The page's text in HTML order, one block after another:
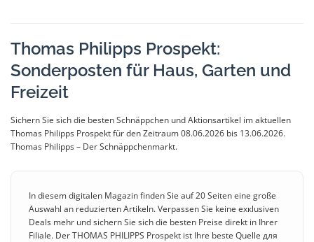
Thomas Philipps Prospekt:
Sonderposten für Haus, Garten und
Freizeit
Sichern Sie sich die besten Schnäppchen und Aktionsartikel im aktuellen
Thomas Philipps Prospekt für den Zeitraum 08.06.2026 bis 13.06.2026.
Thomas Philipps – Der Schnäppchenmarkt.
In diesem digitalen Magazin finden Sie auf 20 Seiten eine große
Auswahl an reduzierten Artikeln. Verpassen Sie keine exкlusiven
Deals mehr und sichern Sie sich die besten Preise direkt in Ihrer
Filiale. Der THOMAS PHILIPPS Prospekt ist Ihre beste Quelle для